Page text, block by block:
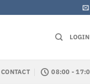
LOGIN
CONTACT 08:00 -